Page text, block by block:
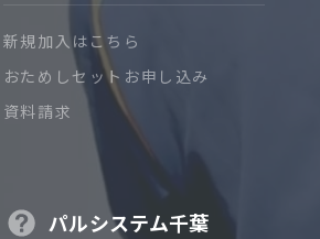
新規加入はこちら
おためしセットお申し込み
資料請求
パルシステム千葉